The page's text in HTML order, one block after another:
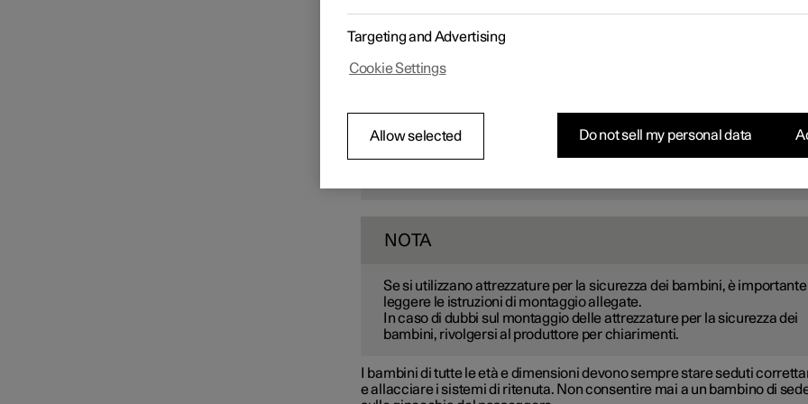
Polestar raccomanda di far viaggiare i bambini in una protezione per
rivolta all'indietro il più lungo possibile, almeno fino a 4 anni e
in una protezione per bambini rivolta in avanti finché il bambino non
un'altezza di 140 cm (4 piedi 7 pollici).
Le norme vigenti sul tipo di protezione per bambini da utilizzare per
bambini di età e altezze diverse variano da Paese a Paese. Verificare
NOTA
Se si utilizzano attrezzature per la sicurezza dei bambini, è importante
leggere le istruzioni di montaggio allegate.
In caso di dubbi sul montaggio delle attrezzature per la sicurezza dei
bambini, rivolgersi al produttore per chiarimenti.
I bambini di tutte le età e dimensioni devono sempre stare seduti
e allacciare i sistemi di ritenuta. Non consentire mai a un bambino di
Targeting and Advertising
Cookie Settings
Allow selected Do not sell my personal data